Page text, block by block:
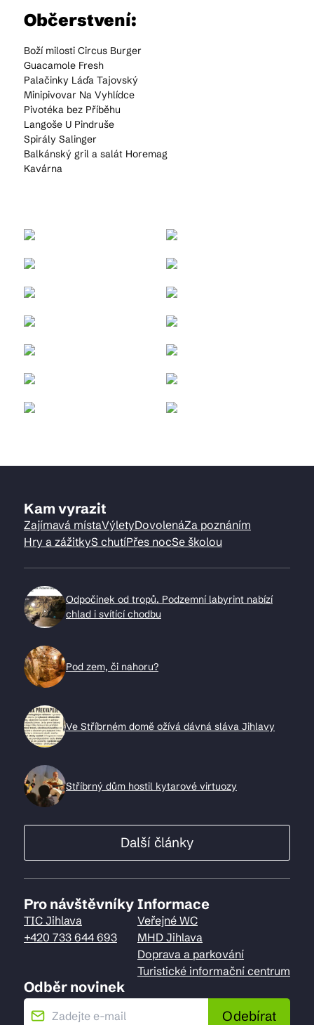
Občerstvení:
Boží milosti Circus Burger
Guacamole Fresh
Palačinky Láďa Tajovský
Minipivovar Na Vyhlídce
Pivotéka bez Příběhu
Langoše U Pindruše
Spirály Salinger
Balkánský gril a salát Horemag
Kavárna
Kam vyrazit
Zajímavá místaVýletyDovolenáZa poznáním
Hry a zážitkyS chutíPřes nocSe školou
Odpočinek od tropů. Podzemní labyrint nabízí
chlad i svítící chodbu
Pod zem, či nahoru?
Ve Stříbrném domě ožívá dávná sláva Jihlavy
Stříbrný dům hostil kytarové virtuozy
Další články
Pro návštěvníky
TIC Jihlava
+420 733 644 693
Informace
Veřejné WC
MHD Jihlava
Doprava a parkování
Turistické informační centrum
Odběr novinek
Odebírat